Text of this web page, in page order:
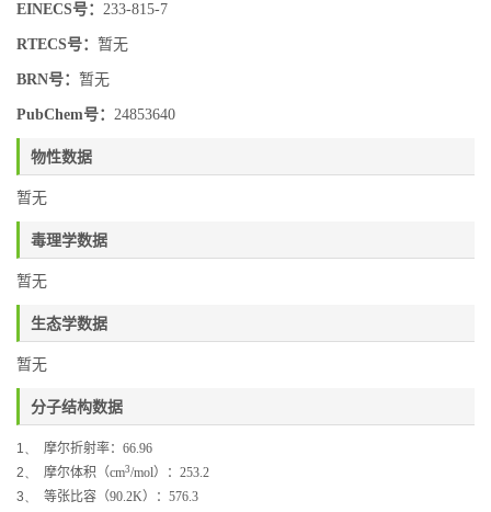
EINECS号： 233-815-7
RTECS号： 暂无
BRN号： 暂无
PubChem号： 24853640
物性数据
暂无
毒理学数据
暂无
生态学数据
暂无
分子结构数据
1、 摩尔折射率： 66.96
2、
摩尔体积（cm3/mol）： 253.2
3、
等张比容（90.2K）： 576.3